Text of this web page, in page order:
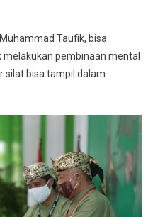
Taufik, bisa
pembinaan mental
silat bisa tampil dalam